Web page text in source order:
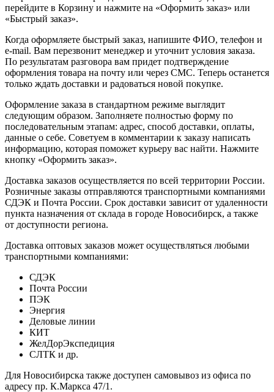
перейдите в Корзину и нажмите на «Оформить заказ» или
«Быстрый заказ».
Когда оформляете быстрый заказ, напишите ФИО, телефон и
e-mail. Вам перезвонит менеджер и уточнит условия заказа.
По результатам разговора вам придет подтверждение
оформления товара на почту или через СМС. Теперь останется
только ждать доставки и радоваться новой покупке.
Оформление заказа в стандартном режиме выглядит
следующим образом. Заполняете полностью форму по
последовательным этапам: адрес, способ доставки, оплаты,
данные о себе. Советуем в комментарии к заказу написать
информацию, которая поможет курьеру вас найти. Нажмите
кнопку «Оформить заказ».
Доставка заказов осуществляется по всей территории России.
Розничные заказы отправляются транспортными компаниями
СДЭК и Почта России. Срок доставки зависит от удаленности
пункта назначения от склада в городе Новосибирск, а также
от доступности региона.
Доставка оптовых заказов может осуществляться любыми
транспортными компаниями:
СДЭК
Почта России
ПЭК
Энергия
Деловые линии
КИТ
ЖелДорЭкспедиция
СЛТК и др.
Для Новосибирска также доступен самовывоз из офиса по
адресу пр. К.Маркса 47/1.